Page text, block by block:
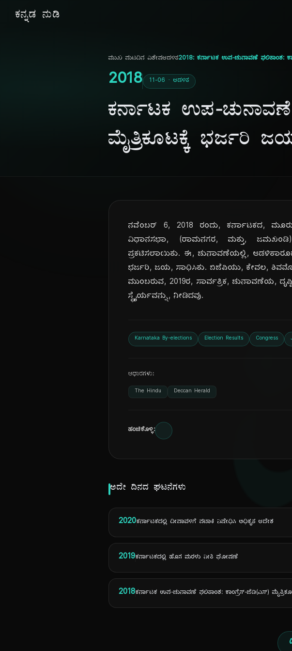
ಕನ್ನಡ ನುಡಿ
ಮುಖ ಪುಟದಿನ ವಿಶೇಷಆಡಳಿತ2018: ಕರ್ನಾಟಕ ಉಪ-ಚುನಾವಣೆ ಫಲಿತಾಂಶ:
2018 11-06 · ಆಡಳಿತ
ಕರ್ನಾಟಕ ಉಪ-
ಮೈತ್ರಿಕೂಟಕ್ಕೆ ಭರ್ಜರಿ
ನವೆಂಬರ್ 6, 2018 ರಂದು, ಕರ್ನಾಟಕದ,
ವಿಧಾನಸಭಾ, (ರಾಮನಗರ, ಮತ್ತು, ಜಮಖಂಡಿ)
ಪ್ರಕಟಿಸಲಾಯಿತು. ಈ, ಚುನಾವಣೆಯಲ್ಲಿ, ಆಡಳಿತಾರೂಢ,
ಭರ್ಜರಿ, ಜಯ, ಸಾಧಿಸಿತು. ಬಿಜೆಪಿಯು, ಕೇವಲ,
ಮುಂಬರುವ, 2019ರ, ಸಾರ್ವತ್ರಿಕ, ಚುನಾವಣೆಯ,
ಸ್ಥೈರ್ಯವನ್ನು, ನೀಡಿದವು.
Karnataka By-elections Election Results Congress
ಆಧಾರಗಳು:
The Hindu Deccan Herald
ಹಂಚಿಕೊಳ್ಳಿ:
ಅದೇ ದಿನದ ಘಟನೆಗಳು
2020ಕರ್ನಾಟಕದಲ್ಲಿ ದೀಪಾವಳಿಗೆ ಪಟಾಕಿ ನಿಷೇಧಿಸಿ ಅಧಿಕೃತ ಆದೇಶ
2019ಕರ್ನಾಟಕದಲ್ಲಿ ಹೊಸ ಮರಳು ನೀತಿ ಘೋಷಣೆ
2018ಕರ್ನಾಟಕ ಉಪ-ಚುನಾವಣೆ ಫಲಿತಾಂಶ: ಕಾಂಗ್ರೆಸ್-ಜೆಡಿ(ಎಸ್)